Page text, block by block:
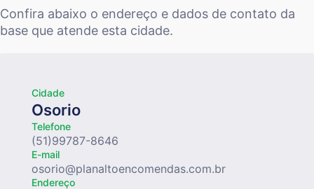
Confira abaixo o endereço e dados de contato da
base que atende esta cidade.
Cidade
Osorio
Telefone
(51)99787-8646
E-mail
osorio@planaltoencomendas.com.br
Endereço